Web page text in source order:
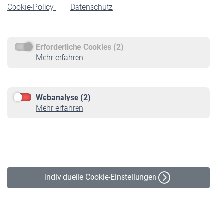
Cookie-Policy
Datenschutz
Erforderliche Cookies (2)
Mehr erfahren
Webanalyse (2)
Mehr erfahren
Individuelle Cookie-Einstellungen
Rente beantragen
Service
Informationen
Online-Rechner
VBLnewsletter
Erklärung zur Barrierefreiheit